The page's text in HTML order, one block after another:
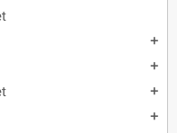
add
add
add
add